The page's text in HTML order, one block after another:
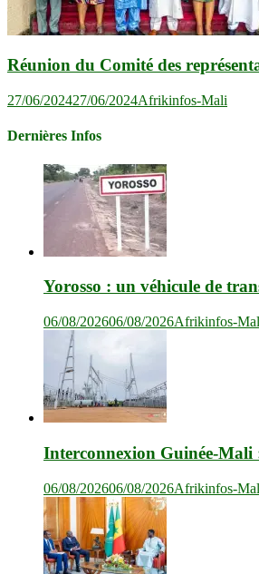
Réunion du Comité des
27/06/202427/06/2024Afrikinfos-Mali
Dernières Infos
Yorosso : un véhicule de
06/08/202606/08/2026Afrikinfos-
Interconnexion Guinée-Mali
06/08/202606/08/2026Afrikinfos-